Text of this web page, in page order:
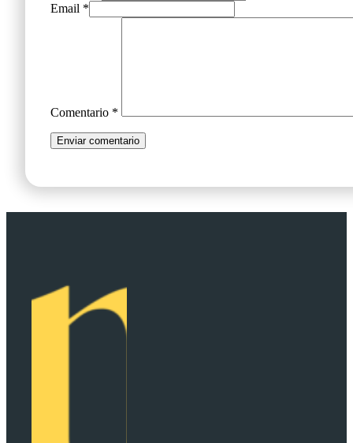
Email *
Comentario *